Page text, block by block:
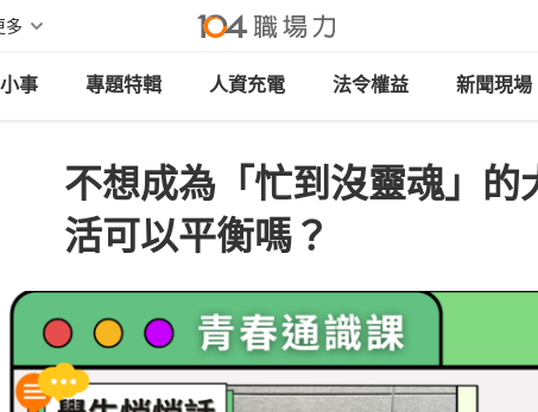
多
事 專題特輯 人資充電 法令權益 新聞現場
不想成為「忙到沒靈魂」的
活可以平衡嗎？